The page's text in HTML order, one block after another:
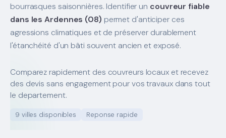
bourrasques saisonnières. Identifier un couvreur fiable
dans les Ardennes (08) permet d'anticiper ces
agressions climatiques et de préserver durablement
l'étanchéité d'un bâti souvent ancien et exposé.
Comparez rapidement des couvreurs locaux et recevez
des devis sans engagement pour vos travaux dans tout
le departement.
9 villes disponibles Reponse rapide